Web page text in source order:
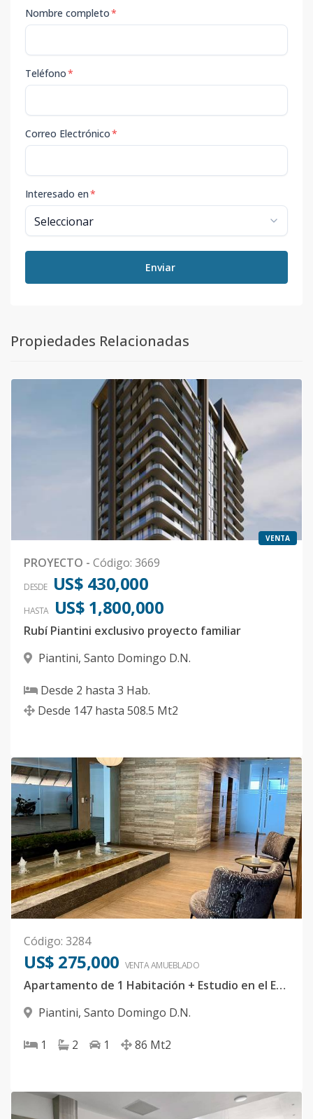
Nombre completo*
Teléfono*
Correo Electrónico*
Interesado en*
Enviar
Propiedades Relacionadas
VENTA
PROYECTO - Código: 3669
DESDE US$ 430,000
HASTA US$ 1,800,000
Rubí Piantini exclusivo proyecto familiar
Piantini, Santo Domingo D.N.
Desde 2 hasta 3 Hab.
Desde 147 hasta 508.5 Mt2
Código: 3284
US$ 275,000 VENTA AMUEBLADO
Apartamento de 1 Habitación + Estudio en el Exclusivo Sector de Piantini
Piantini, Santo Domingo D.N.
1 2 1 86 Mt2